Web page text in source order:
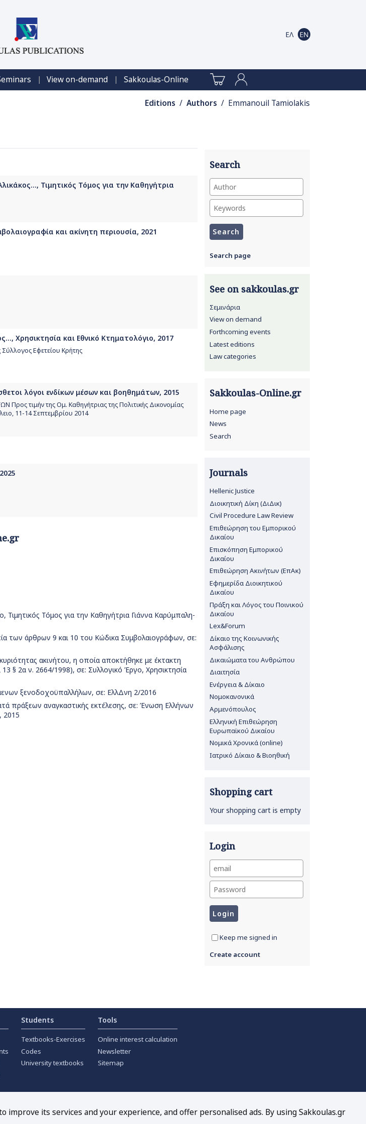
| View on-demand | Sakkoulas-Online
Editions / Authors / Emmanouil Tamiolakis
Τιμητικός Τόμος για την Καθηγήτρια
και ακίνητη περιουσία, 2021
Χρησικτησία και Εθνικό Κτηματολόγιο, 2017
Εφετείου Κρήτης
λόγοι ενδίκων μέσων και βοηθημάτων, 2015
τιμήν της Ομ. Καθηγήτριας της Πολιτικής Δικονομίας
11-14 Σεπτεμβρίου 2014
Τόμος για την Καθηγήτρια Γιάννα Καρύμπαλη-
των άρθρων 9 και 10 του Κώδικα Συμβολαιογράφων, σε:
ακινήτου, η οποία αποκτήθηκε με έκτακτη
§ 2α ν. 2664/1998), σε: Συλλογικό Έργο, Χρησικτησία
ξενοδοχοϋπαλλήλων, σε: ΕλλΔνη 2/2016
πράξεων αναγκαστικής εκτέλεσης, σε: Ένωση Ελλήνων
2015
Search
Search page
See on sakkoulas.gr
Σεμινάρια
View on demand
Forthcoming events
Latest editions
Law categories
Sakkoulas-Online.gr
Home page
News
Search
Journals
Hellenic Justice
Διοικητική Δίκη (ΔιΔικ)
Civil Procedure Law Review
Επιθεώρηση του Εμπορικού
Δικαίου
Επισκόπηση Εμπορικού
Δικαίου
Επιθεώρηση Ακινήτων (ΕπΑκ)
Εφημερίδα Διοικητικού
Δικαίου
Πράξη και Λόγος του Ποινικού
Δικαίου
Lex&Forum
Δίκαιο της Κοινωνικής
Ασφάλισης
Δικαιώματα του Ανθρώπου
Διαιτησία
Ενέργεια & Δίκαιο
Νομοκανονικά
Αρμενόπουλος
Ελληνική Επιθεώρηση
Ευρωπαϊκού Δικαίου
Νομικά Χρονικά (online)
Ιατρικό Δίκαιο & Βιοηθική
Shopping cart
Your shopping cart is empty
Login
Keep me signed in
Create account
Students
Textbooks-Exercises
Codes
University textbooks
Tools
Online interest calculation
Newsletter
Sitemap
improve its services and your experience, and offer personalised ads. By using Sakkoulas.gr